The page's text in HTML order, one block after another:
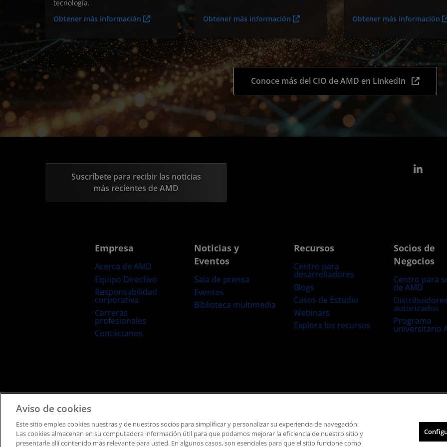
tecnología.
Obtener más información
Obtener más información Obtener más información
Conoce más del CIO de AMD en LinkedIn
Suscríbete para recibir las noticias
más recientes de AMD
Empresa
Acerca de AMD
Equipo Directivo
Responsabilidad
corporativa
Carreras
profesionales
Contáctanos
Noticias y
Eventos
Sala de prensa
Eventos
Biblioteca multimedia
Recursos
Centro para
desarrolladores
Blogs
Casos de Estudio
Webinars
Explora los recursos
Socios de
Negocios
Centro para
de AMD
Distribuidores
autorizados
Programa
universitario
Términos y Condiciones
© 2026 Advanced Micro Devices, Inc.
Aviso de cookies
Este sitio emplea cookies nuestras y de nuestros socios para simplificar y personalizar su experiencia de navegación.
Las cookies almacenan en su computadora información útil para que podamos mejorar la eficiencia de nuestro sitio y
presentarle allí contenido más relevante para usted. En algunos casos, son esenciales para que el sitio funcione como